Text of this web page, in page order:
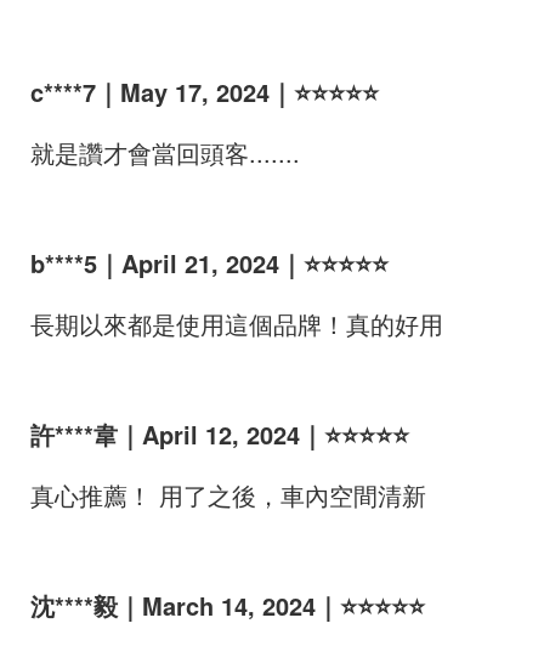
c****7｜May 17, 2024｜⭐⭐⭐⭐⭐
就是讚才會當回頭客.......
b****5｜April 21, 2024｜⭐⭐⭐⭐⭐
長期以來都是使用這個品牌！真的好用
許****韋｜April 12, 2024｜⭐⭐⭐⭐⭐
真心推薦！ 用了之後，車內空間清新
沈****毅｜March 14, 2024｜⭐⭐⭐⭐⭐